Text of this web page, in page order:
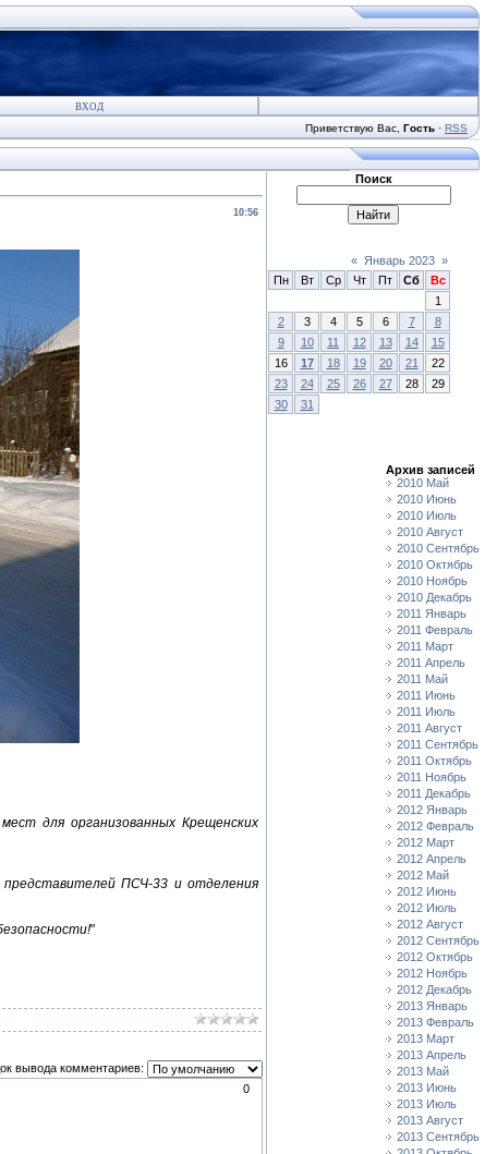
ВХОД
Приветствую Вас Гость · RSS
10:56
для организованных Крещенских
представителей ПСЧ-33 и отделения
"
вывода комментариев:
0
Поиск
« Январь 2023 »
Пн
Вт Ср Чт Пт Сб
Вс
1
2
3 4 5 6 7
8
9
10 11 12 13 14
15
16
17 18 19 20 21
22
23
24 25 26 27 28
29
30
31
Архив записей
2010 Май
2010 Июнь
2010 Июль
2010 Август
2010 Сентябрь
2010 Октябрь
2010 Ноябрь
2010 Декабрь
2011 Январь
2011 Февраль
2011 Март
2011 Апрель
2011 Май
2011 Июнь
2011 Июль
2011 Август
2011 Сентябрь
2011 Октябрь
2011 Ноябрь
2011 Декабрь
2012 Январь
2012 Февраль
2012 Март
2012 Апрель
2012 Май
2012 Июнь
2012 Июль
2012 Август
2012 Сентябрь
2012 Октябрь
2012 Ноябрь
2012 Декабрь
2013 Январь
2013 Февраль
2013 Март
2013 Апрель
2013 Май
2013 Июнь
2013 Июль
2013 Август
2013 Сентябрь